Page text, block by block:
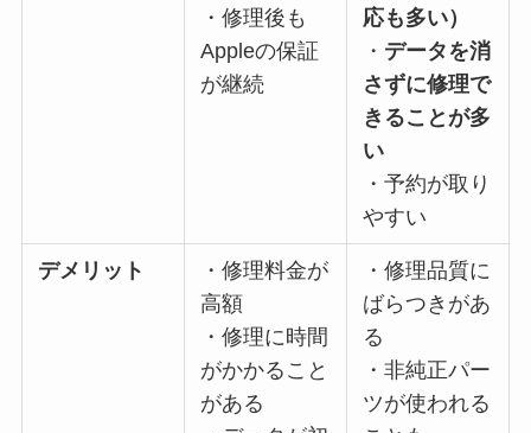
・修理後も
Appleの保証
が継続
応も多い）
・ データを消
さずに修理で
きることが多
い
・予約が取り
やすい
デメリット
・修理料金が
高額
・修理に時間
がかかること
がある
・修理品質に
ばらつきがあ
る
・非純正パー
ツが使われる